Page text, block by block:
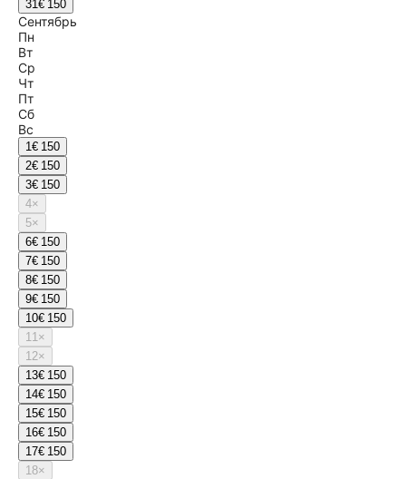
31€ 150
Сентябрь
Пн
Вт
Ср
Чт
Пт
Сб
Вс
1€ 150
2€ 150
3€ 150
4×
5×
6€ 150
7€ 150
8€ 150
9€ 150
10€ 150
11×
12×
13€ 150
14€ 150
15€ 150
16€ 150
17€ 150
18×